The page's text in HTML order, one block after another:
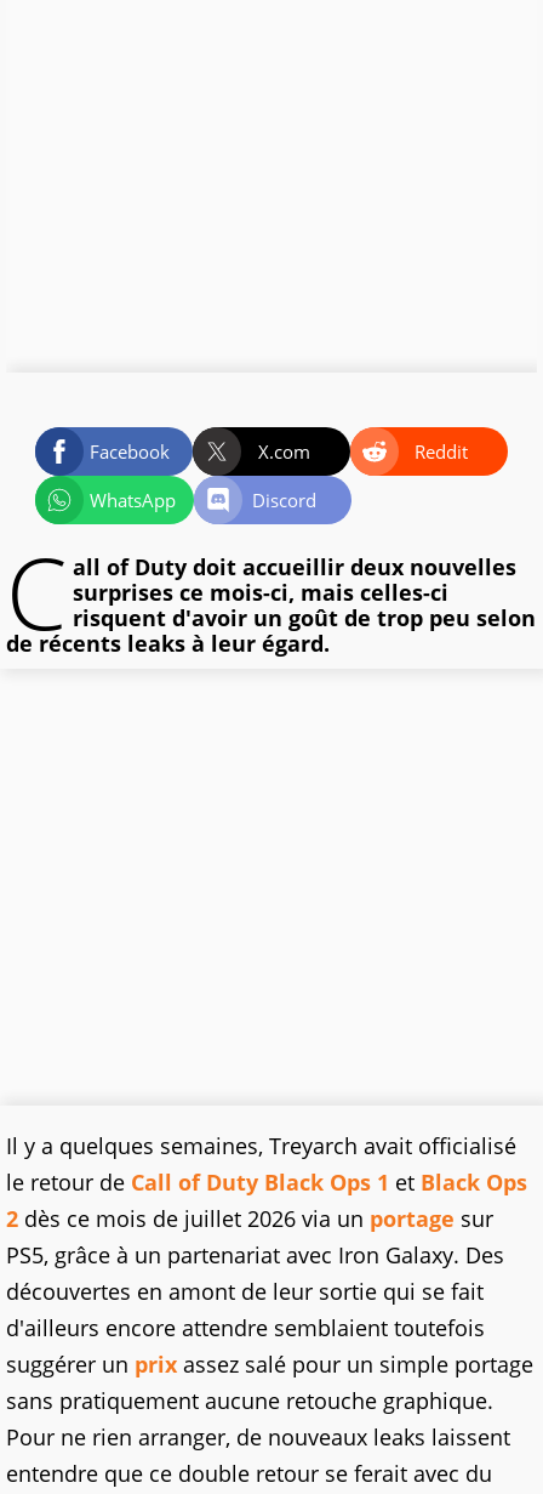
Facebook X.com
Reddit
WhatsApp
Discord
C all of Duty doit accueillir deux nouvelles
surprises ce mois-ci, mais celles-ci
risquent d'avoir un goût de trop peu selon
de récents leaks à leur égard.
Il y a quelques semaines, Treyarch avait officialisé
le retour de Call of Duty Black Ops 1 et Black Ops
2 dès ce mois de juillet 2026 via un portage sur
PS5, grâce à un partenariat avec Iron Galaxy. Des
découvertes en amont de leur sortie qui se fait
d'ailleurs encore attendre semblaient toutefois
suggérer un prix assez salé pour un simple portage
sans pratiquement aucune retouche graphique.
Pour ne rien arranger, de nouveaux leaks laissent
entendre que ce double retour se ferait avec du